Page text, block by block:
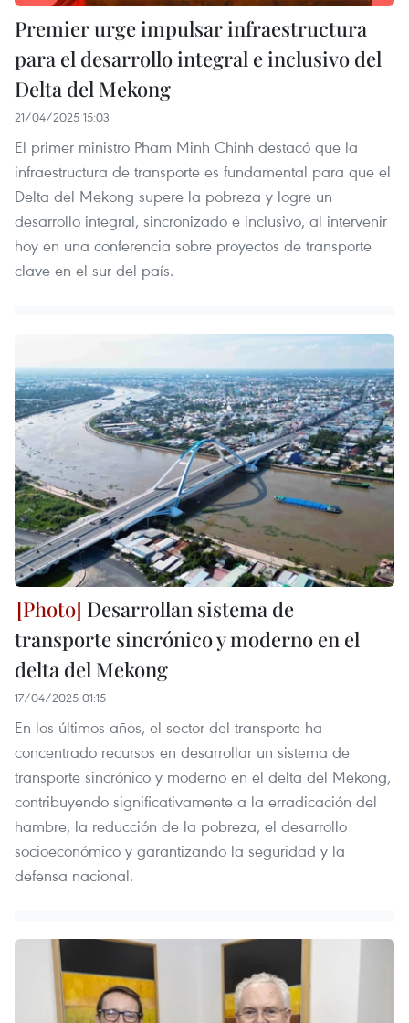
Premier urge impulsar infraestructura
para el desarrollo integral e inclusivo del
Delta del Mekong
21/04/2025 15:03
El primer ministro Pham Minh Chinh destacó que la
infraestructura de transporte es fundamental para que el
Delta del Mekong supere la pobreza y logre un
desarrollo integral, sincronizado e inclusivo, al intervenir
hoy en una conferencia sobre proyectos de transporte
clave en el sur del país.
Desarrollan sistema de
transporte sincrónico y moderno en el
delta del Mekong
17/04/2025 01:15
En los últimos años, el sector del transporte ha
concentrado recursos en desarrollar un sistema de
transporte sincrónico y moderno en el delta del Mekong,
contribuyendo significativamente a la erradicación del
hambre, la reducción de la pobreza, el desarrollo
socioeconómico y garantizando la seguridad y la
defensa nacional.